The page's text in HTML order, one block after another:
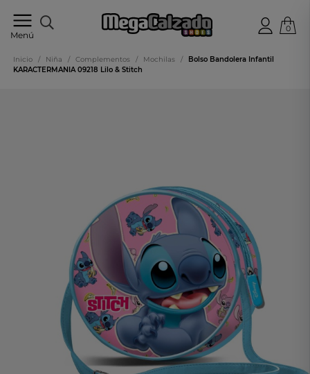
Menú
online
0
Inicio / Niña / Complementos / Mochilas /
Bolso Bandolera Infantil
KARACTERMANIA 09218 Lilo & Stitch